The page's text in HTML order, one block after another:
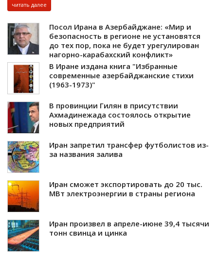
читать далее
Посол Ирана в Азербайджане: «Мир и
безопасность в регионе не установятся
до тех пор, пока не будет урегулирован
нагорно-карабахский конфликт»
В Иране издана книга "Избранные
современные азербайджанские стихи
(1963-1973)"
В провинции Гилян в присутствии
Ахмадинежада состоялось открытие
новых предприятий
Иран запретил трансфер футболистов из-
за названия залива
Иран сможет экспортировать до 20 тыс.
МВт электроэнергии в страны региона
Иран произвел в апреле-июне 39,4 тысячи
тонн свинца и цинка